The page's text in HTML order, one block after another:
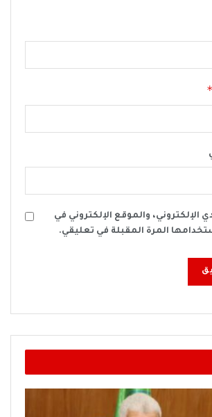
*
والموقع الإلكتروني في
المرة المقبلة في تعليقي.